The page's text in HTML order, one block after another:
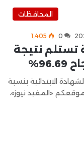
المحافظات
0 1٬405
تستلم نتيجة
الابتدائية بنسبة
موقعكم «المفيد نيوز»،